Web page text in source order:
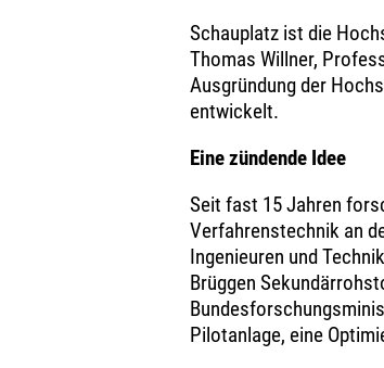
Schauplatz ist die
Thomas Willner,
Ausgründung der
entwickelt.
Eine zündende Idee
Seit fast 15 Jahren
Verfahrenstechnik an
Ingenieuren und
Brüggen
Pilotanlage, eine